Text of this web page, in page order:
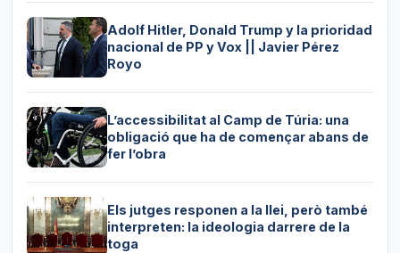
Adolf Hitler, Donald Trump y la prioridad
nacional de PP y Vox || Javier Pérez
Royo
L’accessibilitat al Camp de Túria: una
obligació que ha de començar abans de
fer l’obra
Els jutges responen a la llei, però també
interpreten: la ideologia darrere de la
toga